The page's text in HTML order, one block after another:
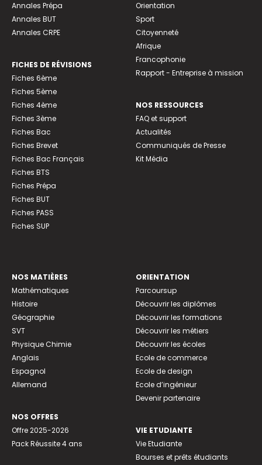
Annales Prépa
Annales BUT
Annales CRPE
FICHES DE RÉVISIONS
Fiches 6ème
Fiches 5ème
Fiches 4ème
Fiches 3ème
Fiches Bac
Fiches Brevet
Fiches Bac Français
Fiches BTS
Fiches Prépa
Fiches BUT
Fiches PASS
Fiches SUP
Orientation
Sport
Citoyenneté
Afrique
Francophonie
Rapport - Entreprise à mission
NOS RESSOURCES
FAQ et support
Actualités
Communiqués de Presse
Kit Média
NOS MATIÈRES
Mathématiques
Histoire
Géographie
SVT
Physique Chimie
Anglais
Espagnol
Allemand
NOS OFFRES
Offre 2025-2026
Pack Réussite 4 ans
ORIENTATION
Parcoursup
Découvrir les diplômes
Découvrir les formations
Découvrir les métiers
Découvrir les écoles
Ecole de commerce
Ecole de design
Ecole d’ingénieur
Devenir partenaire
VIE ETUDIANTE
Vie Etudiante
Bourses et prêts étudiants